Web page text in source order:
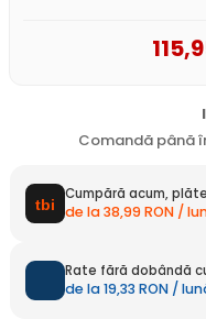
115
Comandă până
Cumpără acum,
de la 38,99 RON /
Rate fără dobândă
de la 19,33 RON /